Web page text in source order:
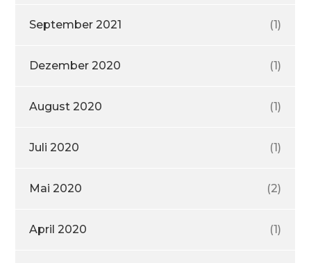
September 2021 (1)
Dezember 2020 (1)
August 2020 (1)
Juli 2020 (1)
Mai 2020 (2)
April 2020 (1)